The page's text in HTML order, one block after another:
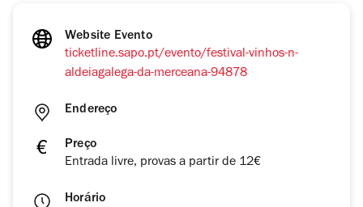
Website Evento
ticketline.sapo.pt/evento/festival-vinhos-n-
aldeiagalega-da-merceana-94878
Endereço
Preço
Entrada livre, provas a partir de 12€
Horário